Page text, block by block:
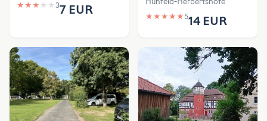
★ ★ ★ ★ ★ 37 EUR ★ ★ ★ ★ ★514 EUR